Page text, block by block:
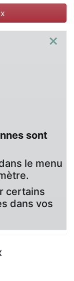
×
sont
le menu
certains
dans vos